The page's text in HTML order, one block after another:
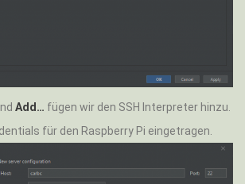
Add… fügen wir den SSH Interpreter hinzu.
für den Raspberry Pi eingetragen.